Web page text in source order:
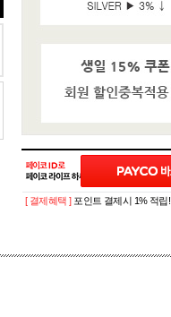
[ 결제혜택 ] 포인트 결제시 1% 적립!